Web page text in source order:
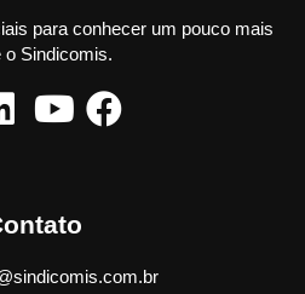
para conhecer um pouco mais
o Sindicomis.